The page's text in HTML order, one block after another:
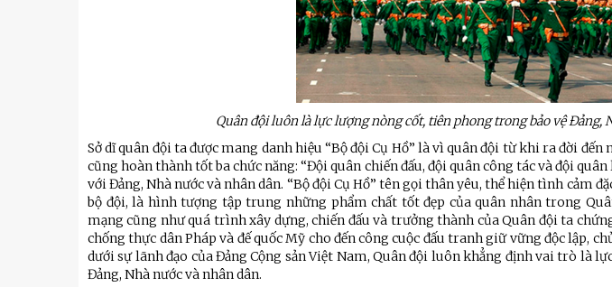
Quân đội luôn là lực lượng nòng cốt, tiên phong trong bảo vệ Đảng,
Sở dĩ quân đội ta được mang danh hiệu “Bộ đội Cụ Hồ” là vì quân đội từ khi ra đời
cũng hoàn thành tốt ba chức năng: “Đội quân chiến đấu, đội quân công tác và đội
với Đảng, Nhà nước và nhân dân. “Bộ đội Cụ Hồ” tên gọi thân yêu, thể hiện tình cảm
bộ đội, là hình tượng tập trung những phẩm chất tốt đẹp của quân nhân trong
mạng cũng như quá trình xây dựng, chiến đấu và trưởng thành của Quân đội ta
chống thực dân Pháp và đế quốc Mỹ cho đến công cuộc đấu tranh giữ vững độc lập,
dưới sự lãnh đạo của Đảng Cộng sản Việt Nam, Quân đội luôn khẳng định vai trò là
Đảng, Nhà nước và nhân dân.